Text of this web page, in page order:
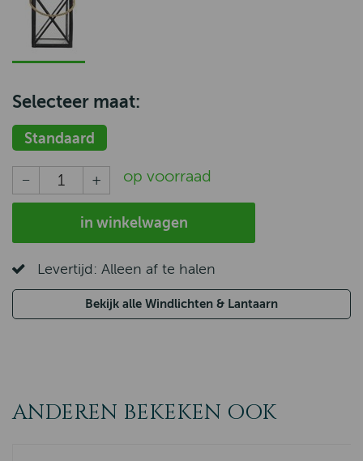
Selecteer maat:
Standaard
op voorraad
in winkelwagen
Levertijd: Alleen af te halen
Bekijk alle Windlichten & Lantaarn
ANDEREN BEKEKEN OOK